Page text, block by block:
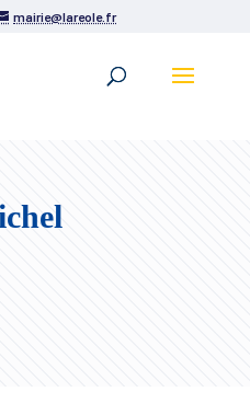
mairie@lareole.fr